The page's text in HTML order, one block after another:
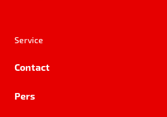
Service
Contact
Pers